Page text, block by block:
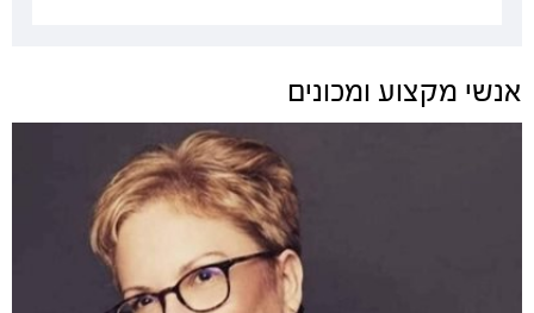
אנשי מקצוע ומכונים